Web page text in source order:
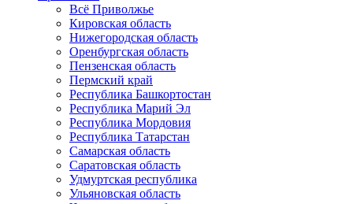
Всё Приволжье
Кировская область
Нижегородская область
Оренбургская область
Пензенская область
Пермский край
Республика Башкортостан
Республика Марий Эл
Республика Мордовия
Республика Татарстан
Самарская область
Саратовская область
Удмуртская республика
Ульяновская область